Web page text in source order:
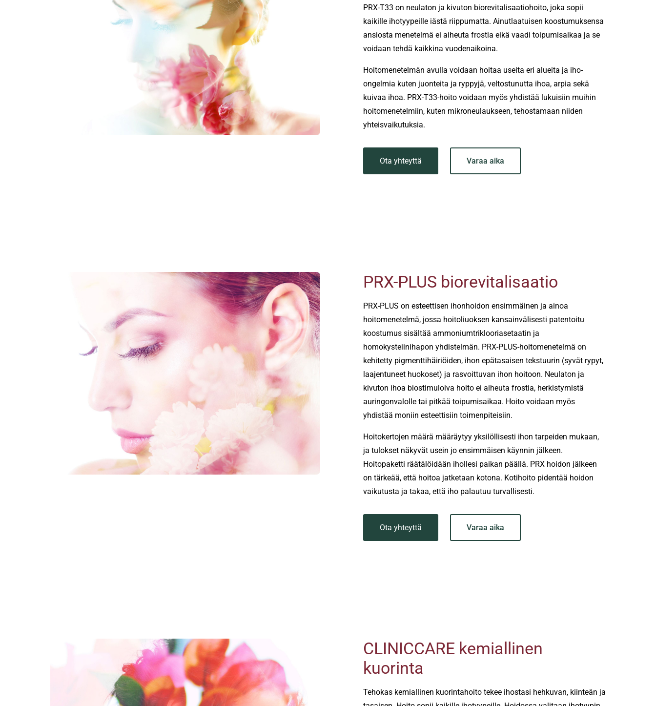
PRX-T33 on neulaton ja kivuton biorevitalisaatiohoito, joka sopii
kaikille ihotyypeille iästä riippumatta. Ainutlaatuisen koostumuksensa
ansiosta menetelmä ei aiheuta frostia eikä vaadi toipumisaikaa ja se
voidaan tehdä kaikkina vuodenaikoina.
Hoitomenetelmän avulla voidaan hoitaa useita eri alueita ja iho-
ongelmia kuten juonteita ja ryppyjä, veltostunutta ihoa, arpia sekä
kuivaa ihoa. PRX-T33-hoito voidaan myös yhdistää lukuisiin muihin
hoitomenetelmiin, kuten mikroneulaukseen, tehostamaan niiden
yhteisvaikutuksia.
Ota yhteyttä Varaa aika
PRX-PLUS biorevitalisaatio
PRX-PLUS on esteettisen ihonhoidon ensimmäinen ja ainoa
hoitomenetelmä, jossa hoitoliuoksen kansainvälisesti patentoitu
koostumus sisältää ammoniumtriklooriasetaatin ja
homokysteiinihapon yhdistelmän. PRX-PLUS-hoitomenetelmä on
kehitetty pigmenttihäiriöiden, ihon epätasaisen tekstuurin (syvät rypyt,
laajentuneet huokoset) ja rasvoittuvan ihon hoitoon. Neulaton ja
kivuton ihoa biostimuloiva hoito ei aiheuta frostia, herkistymistä
auringonvalolle tai pitkää toipumisaikaa. Hoito voidaan myös
yhdistää moniin esteettisiin toimenpiteisiin.
Hoitokertojen määrä määräytyy yksilöllisesti ihon tarpeiden mukaan,
ja tulokset näkyvät usein jo ensimmäisen käynnin jälkeen.
Hoitopaketti räätälöidään ihollesi paikan päällä. PRX hoidon jälkeen
on tärkeää, että hoitoa jatketaan kotona. Kotihoito pidentää hoidon
vaikutusta ja takaa, että iho palautuu turvallisesti.
Ota yhteyttä Varaa aika
CLINICCARE kemiallinen
kuorinta
Tehokas kemiallinen kuorintahoito tekee ihostasi hehkuvan, kiinteän ja